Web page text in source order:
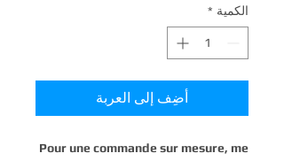
الكمية *
أضِف إلى العربة
Pour une commande sur mesure, me